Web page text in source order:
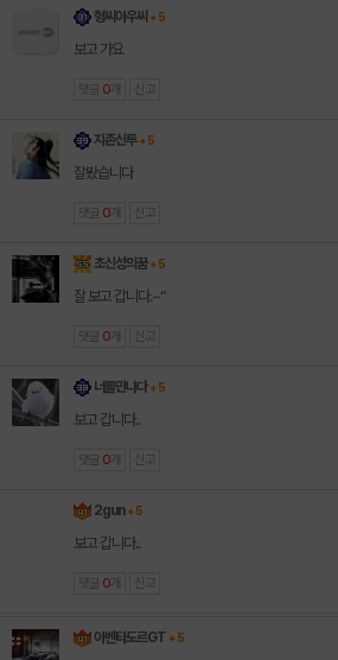
형씨아우씨 + 5
보고 가요
댓글 0 개 신고
지존신투 + 5
잘봤습니다
댓글 0 개 신고
초신성의꿈 + 5
잘 보고 갑니다.~“
댓글 0 개 신고
너를만나다 + 5
보고 갑니다..
댓글 0 개 신고
2gun + 5
보고 갑니다..
댓글 0 개 신고
아벤타도르GT + 5